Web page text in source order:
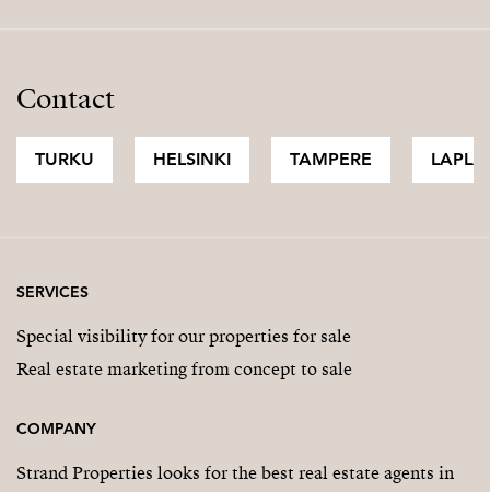
Contact
TURKU HELSINKI TAMPERE
SERVICES
Special visibility for our properties for sale
Real estate marketing from concept to sale
COMPANY
Strand Properties looks for the best real estate agents in